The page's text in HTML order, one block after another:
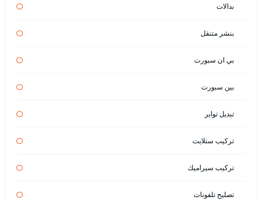
بدالات
بنشر متنقل
بي ان سبورت
بين سبورت
تبديل تواير
تركيب ستلايت
تركيب سيراميك
تصليح تلفونات